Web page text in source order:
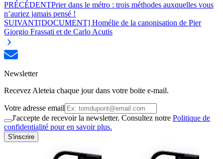
PRÉCÉDENTPrier dans le métro : trois méthodes auxquelles vous
n’auriez jamais pensé !
SUIVANT[DOCUMENT] Homélie de la canonisation de Pier
Giorgio Frassati et de Carlo Acutis
Newsletter
Recevez Aleteia chaque jour dans votre boite e-mail.
Votre adresse email
J'accepte de recevoir la newsletter. Consultez notre Politique de
confidentialité pour en savoir plus.
S'inscrire